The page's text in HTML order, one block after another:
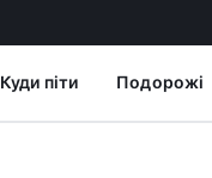
Куди піти Подорожі